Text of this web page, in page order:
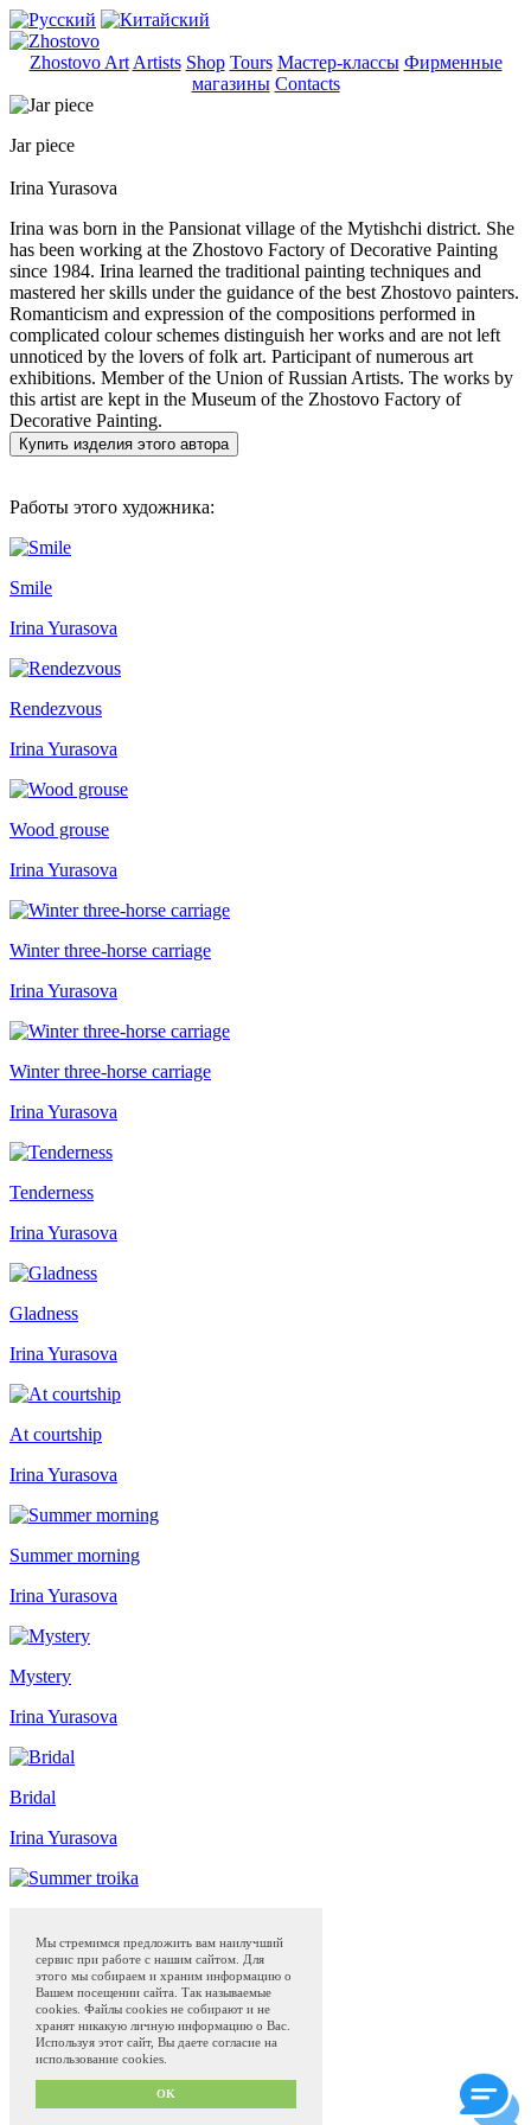
Zhostovo Art Artists Shop Tours Мастер-классы Фирменные
магазины Contacts
Jar piece
Irina Yurasova
Irina was born in the Pansionat village of the Mytishchi district. She
has been working at the Zhostovo Factory of Decorative Painting
since 1984. Irina learned the traditional painting techniques and
mastered her skills under the guidance of the best Zhostovo painters.
Romanticism and expression of the compositions performed in
complicated colour schemes distinguish her works and are not left
unnoticed by the lovers of folk art. Participant of numerous art
exhibitions. Member of the Union of Russian Artists. The works by
this artist are kept in the Museum of the Zhostovo Factory of
Decorative Painting.
Купить изделия этого автора
Работы этого художника:
Smile
Irina Yurasova
Rendezvous
Irina Yurasova
Wood grouse
Irina Yurasova
Winter three-horse carriage
Irina Yurasova
Winter three-horse carriage
Irina Yurasova
Tenderness
Irina Yurasova
Gladness
Irina Yurasova
At courtship
Irina Yurasova
Summer morning
Irina Yurasova
Mystery
Irina Yurasova
Bridal
Irina Yurasova
Irina Yurasova
Zhostovo Art Shop Museum Блог
Программа привилегий с 01.04.2024
Сделано вQS50.ru
Privacy policy and offer
Term of use
Мы стремимся предложить вам наилучший
сервис при работе с нашим сайтом. Для
этого мы собираем и храним информацию о
Вашем посещении сайта. Так называемые
cookies. Файлы cookies не собирают и не
хранят никакую личную информацию о Вас.
Используя этот сайт, Вы даете согласие на
использование cookies.
OK